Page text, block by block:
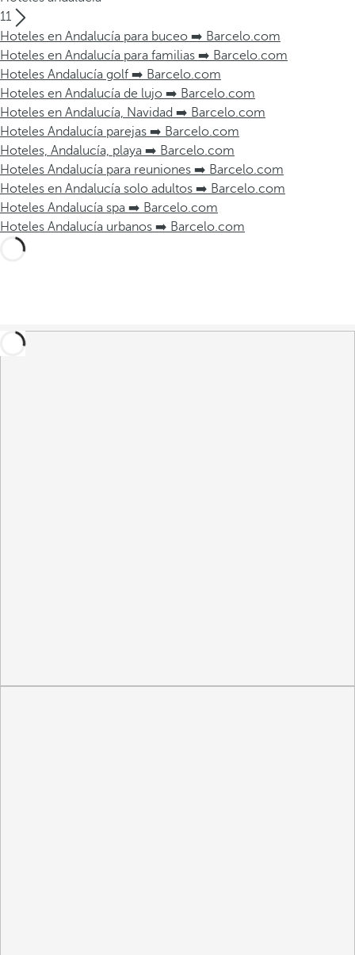
11
Hoteles en Andalucía para buceo ➡️ Barcelo.com
Hoteles en Andalucía para familias ➡️ Barcelo.com
Hoteles Andalucía golf ➡️ Barcelo.com
Hoteles en Andalucía de lujo ➡️ Barcelo.com
Hoteles en Andalucía, Navidad ➡️ Barcelo.com
Hoteles Andalucía parejas ➡️ Barcelo.com
Hoteles, Andalucía, playa ➡️ Barcelo.com
Hoteles Andalucía para reuniones ➡️ Barcelo.com
Hoteles en Andalucía solo adultos ➡️ Barcelo.com
Hoteles Andalucía spa ➡️ Barcelo.com
Hoteles Andalucía urbanos ➡️ Barcelo.com